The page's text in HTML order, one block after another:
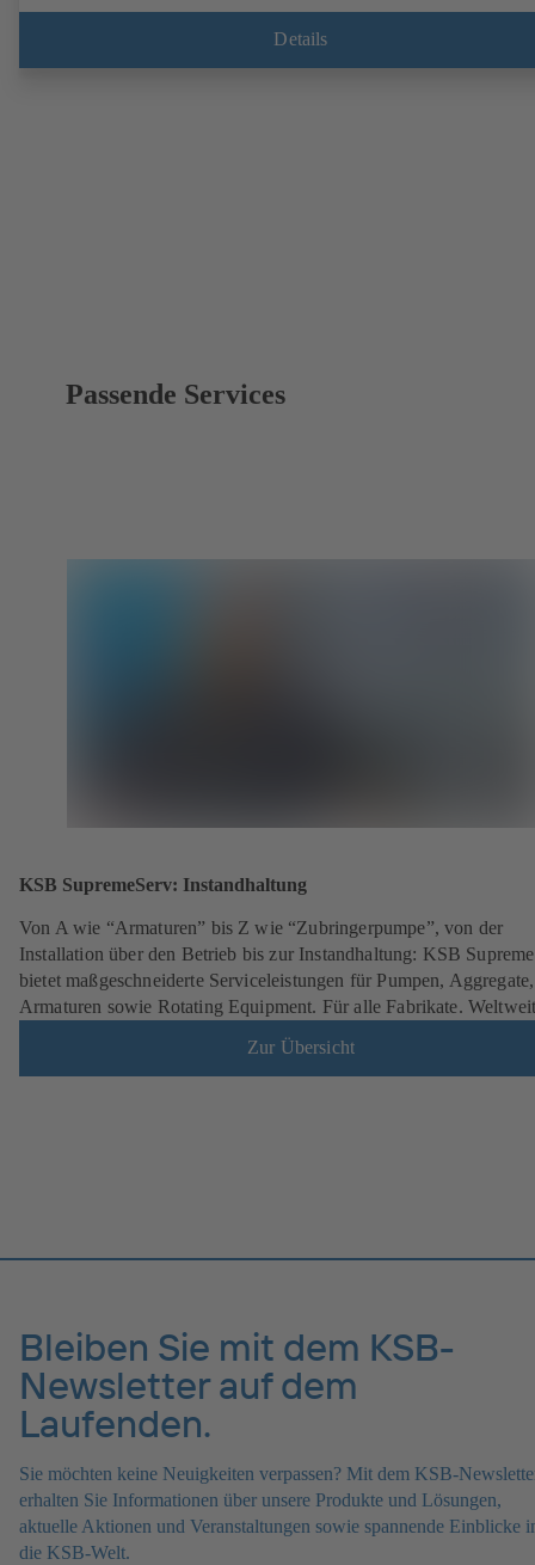
Details
Passende Services
KSB SupremeServ: Instandhaltung
Von A wie “Armaturen” bis Z wie “Zubringerpumpe”, von der
Installation über den Betrieb bis zur Instandhaltung: KSB
bietet maßgeschneiderte Serviceleistungen für Pumpen, Aggregate,
Armaturen sowie Rotating Equipment. Für alle Fabrikate.
Zur Übersicht
Bleiben Sie mit dem KSB-
Newsletter auf dem
Laufenden.
Sie möchten keine Neuigkeiten verpassen? Mit dem KSB-
erhalten Sie Informationen über unsere Produkte und Lösungen,
aktuelle Aktionen und Veranstaltungen sowie spannende Einblicke
die KSB-Welt.